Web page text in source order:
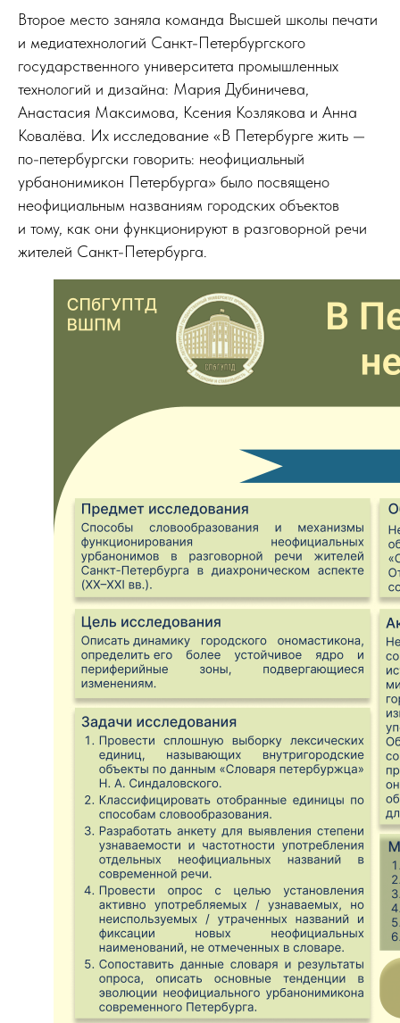
Второе место заняла команда Высшей школы печати
и медиатехнологий Санкт-Петербургского
государственного университета промышленных
технологий и дизайна: Мария Дубиничева,
Анастасия Максимова, Ксения Козлякова и Анна
Ковалёва. Их исследование «В Петербурге жить —
по-петербургски говорить: неофициальный
урбанонимикон Петербурга» было посвящено
неофициальным названиям городских объектов
и тому, как они функционируют в разговорной речи
жителей Санкт-Петербурга.